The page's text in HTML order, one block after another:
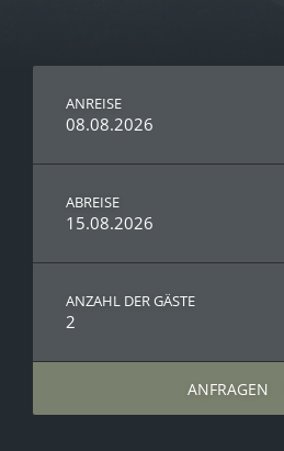
ANREISE
08.08.2026
ABREISE
15.08.2026
ANZAHL DER GÄSTE
2
ANFRAGEN